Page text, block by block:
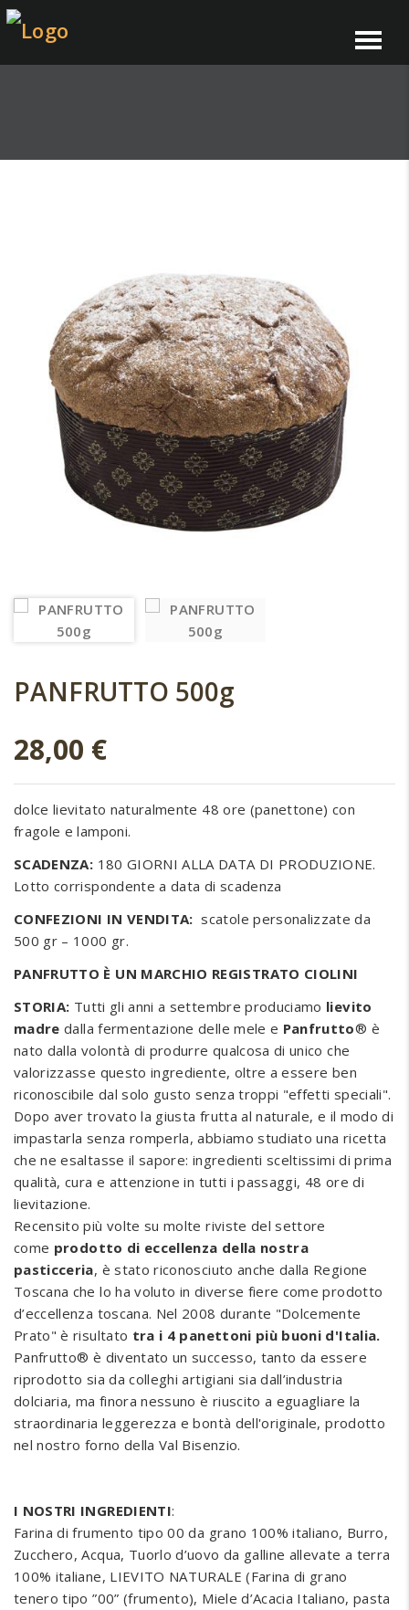
PANFRUTTO 500g
28,00 €
dolce lievitato naturalmente 48 ore (panettone) con
fragole e lamponi.
SCADENZA: 180 GIORNI ALLA DATA DI PRODUZIONE.
Lotto corrispondente a data di scadenza
CONFEZIONI IN VENDITA:scatole personalizzate da
500 gr – 1000 gr.
PANFRUTTO È UN MARCHIO REGISTRATO CIOLINI
STORIA: Tutti gli anni a settembre produciamo lievito
madre dalla fermentazione delle mele e Panfrutto® è
nato dalla volontà di produrre qualcosa di unico che
valorizzasse questo ingrediente, oltre a essere ben
riconoscibile dal solo gusto senza troppi "effetti speciali".
Dopo aver trovato la giusta frutta al naturale, e il modo di
impastarla senza romperla, abbiamo studiato una ricetta
che ne esaltasse il sapore: ingredienti sceltissimi di prima
qualità, cura e attenzione in tutti i passaggi, 48 ore di
lievitazione.
Recensito più volte su molte riviste del settore
come prodotto di eccellenza della nostra
pasticceria, è stato riconosciuto anche dalla Regione
Toscana che lo ha voluto in diverse fiere come prodotto
d’eccellenza toscana. Nel 2008 durante "Dolcemente
Prato" è risultato tra i 4 panettoni più buoni d'Italia.
Panfrutto® è diventato un successo, tanto da essere
riprodotto sia da colleghi artigiani sia dall’industria
dolciaria, ma finora nessuno è riuscito a eguagliare la
straordinaria leggerezza e bontà dell'originale, prodotto
nel nostro forno della Val Bisenzio.
I NOSTRI INGREDIENTI:
Farina di frumento tipo 00 da grano 100% italiano, Burro,
Zucchero, Acqua, Tuorlo d’uovo da galline allevate a terra
100% italiane, LIEVITO NATURALE (Farina di grano
tenero tipo ”00” (frumento), Miele d’Acacia Italiano, pasta